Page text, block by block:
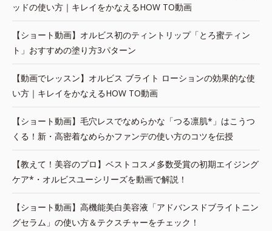
ッドの使い方｜キレイをかなえるHOW TO動画
【ショート動画】オルビス初のティントリップ「とろ蜜ティン
ト」おすすめの塗り方3パターン
【動画でレッスン】オルビス ブライト ローションの効果的な使
い方｜キレイをかなえるHOW TO動画
【ショート動画】毛穴レスでなめらかな「つる凛肌*」はこうつ
くる！新・高密着なめらかファンデの使い方のコツを伝授
【教えて！美容のプロ】ベストコスメ多数受賞の初期エイジング
ケア*・オルビスユーシリーズを動画で解説！
【ショート動画】高機能美白美容液「アドバンスドブライトニン
グセラム」の使い方＆テクスチャーをチェック！